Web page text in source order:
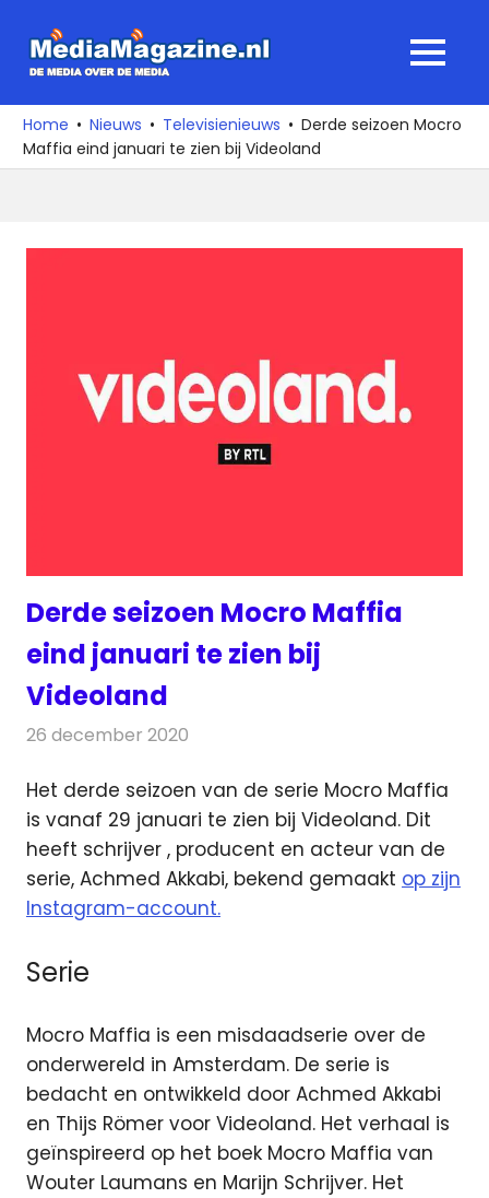
naar
media
over
de
MENU
Home Nieuws Televisienieuws
Derde seizoen Mocro
Maffia eind januari te zien bij Videoland
Derde seizoen Mocro Maffia
eind januari te zien bij
Videoland
26 december 2020
Het derde seizoen van de serie Mocro Maffia
is vanaf 29 januari te zien bij Videoland. Dit
heeft schrijver , producent en acteur van de
serie, Achmed Akkabi, bekend gemaakt op zijn
Instagram-account.
Serie
Mocro Maffia is een misdaadserie over de
onderwereld in Amsterdam. De serie is
bedacht en ontwikkeld door Achmed Akkabi
en Thijs Römer voor Videoland. Het verhaal is
geïnspireerd op het boek Mocro Maffia van
Wouter Laumans en Marijn Schrijver. Het